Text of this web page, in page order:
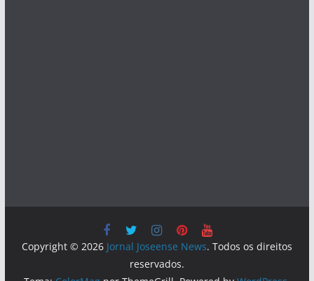
Copyright © 2026 Jornal Joseense News. Todos os direitos
reservados.